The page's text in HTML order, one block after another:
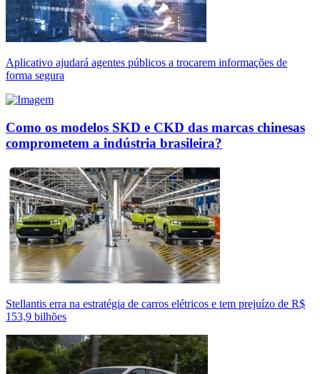
Aplicativo ajudará agentes públicos a trocarem informações de
forma segura
Como os modelos SKD e CKD das marcas chinesas
comprometem a indústria brasileira?
Stellantis erra na estratégia de carros elétricos e tem prejuízo de R$
153,9 bilhões